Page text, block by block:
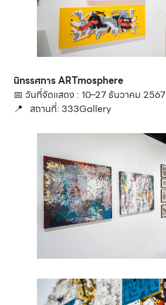
นิทรรศการ ARTmosphere
📅 วันที่จัดแสดง : 10–27 ธันวาคม 2567
📍 สถานที่: 333Gallery